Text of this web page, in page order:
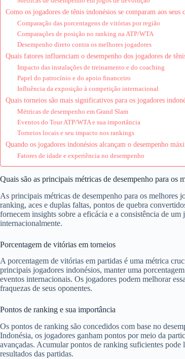
Como os jogadores de tênis indonésios se comparam aos seus
Comparação das porcentagens de vitórias por região
Comparações de posição no ranking na ATP/WTA
Desempenho direto contra os melhores jogadores
Quais fatores influenciam o desempenho dos jogadores de
Impacto das instalações de treinamento e do coaching
Papel do patrocínio e do apoio financeiro
Influência da exposição à competição internacional
Quais torneios são mais significativos para os jogadores
Métricas de desempenho em Grand Slam
Eventos do Tour ATP/WTA e sua importância
Torneios locais e seu impacto nos rankings
Quando os jogadores indonésios alcançam o desempenho
Fatores de idade e experiência no desempenho
Quais são as principais métricas de desempenho para os
As principais métricas de desempenho para os melhores
ranking, aces e duplas faltas, pontos de quebra
fornecem insights sobre a eficácia e a consistência de
internacionalmente.
Porcentagem de vitórias em torneios
A porcentagem de vitórias em partidas é uma métrica
principais jogadores indonésios, manter uma
eventos internacionais. Os jogadores podem melhorar
fraquezas de seus oponentes.
Pontos de ranking e sua importância
Os pontos de ranking são concedidos com base no
Indonésia, os jogadores ganham pontos por meio da
avançadas. Acumular pontos de ranking suficientes
resultados das partidas.